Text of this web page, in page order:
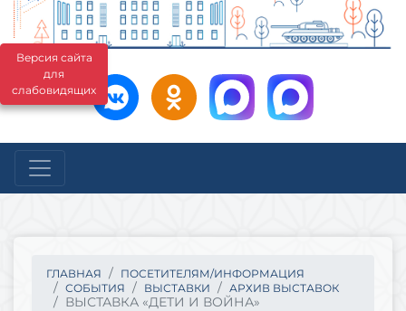
Версия сайта
для
слабовидящих
ГЛАВНАЯ
ПОСЕТИТЕЛЯМ/ИНФОРМАЦИЯ
СОБЫТИЯ
ВЫСТАВКИ АРХИВ ВЫСТАВОК
ВЫСТАВКА «ДЕТИ И ВОЙНА»